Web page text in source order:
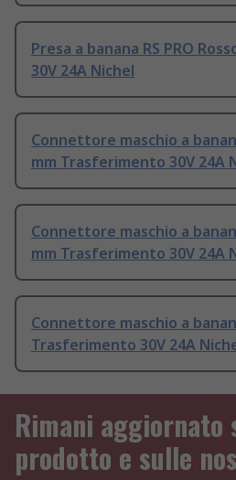
Presa a banana RS PRO
30V 24A Nichel
Connettore maschio a
mm Trasferimento 30V 24A
Connettore maschio a
mm Trasferimento 30V 24A
Connettore maschio a
Trasferimento 30V 24A
Rimani aggiornato
prodotto e sulle